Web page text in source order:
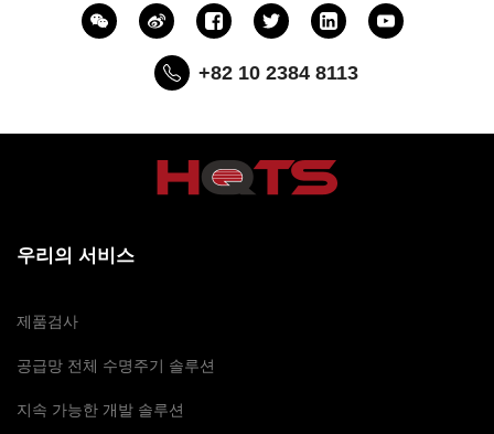
+82 10 2384 8113
우리의 서비스
제품검사
공급망 전체 수명주기 솔루션
지속 가능한 개발 솔루션